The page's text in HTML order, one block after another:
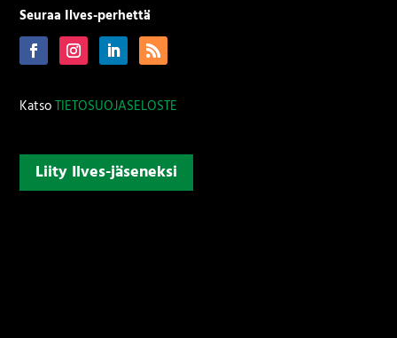
Seuraa Ilves-perhettä
KatsoTIETOSUOJASELOSTE
Liity Ilves-jäseneksi